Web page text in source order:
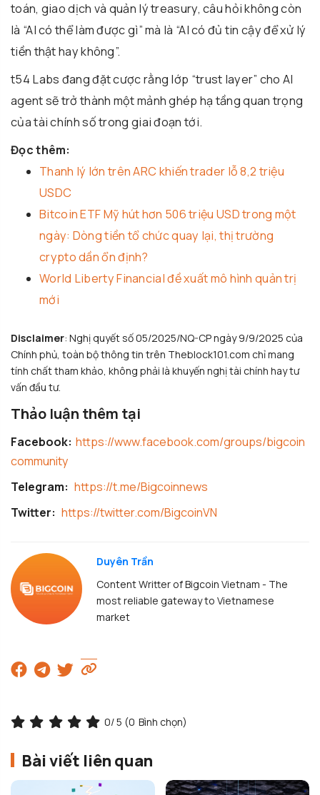
toán, giao dịch và quản lý treasury, câu hỏi không còn
là “AI có thể làm được gì” mà là “AI có đủ tin cậy để xử lý
tiền thật hay không”.
t54 Labs đang đặt cược rằng lớp “trust layer” cho AI
agent sẽ trở thành một mảnh ghép hạ tầng quan trọng
của tài chính số trong giai đoạn tới.
Đọc thêm:
Thanh lý lớn trên ARC khiến trader lỗ 8,2 triệu
USDC
Bitcoin ETF Mỹ hút hơn 506 triệu USD trong một
ngày: Dòng tiền tổ chức quay lại, thị trường
crypto dần ổn định?
World Liberty Financial đề xuất mô hình quản trị
mới
Disclaimer: Nghị quyết số 05/2025/NQ-CP ngày 9/9/2025 của
Chính phủ, toàn bộ thông tin trên Theblock101.com chỉ mang
tính chất tham khảo, không phải là khuyến nghị tài chính hay tư
vấn đầu tư.
Thảo luận thêm tại
Facebook: https://www.facebook.com/groups/bigcoin
community
Telegram: https://t.me/Bigcoinnews
Twitter: https://twitter.com/BigcoinVN
Duyên Trần
Content Writter of Bigcoin Vietnam - The
most reliable gateway to Vietnamese
market
0/ 5 (0 Bình chọn)
Bài viết liên quan